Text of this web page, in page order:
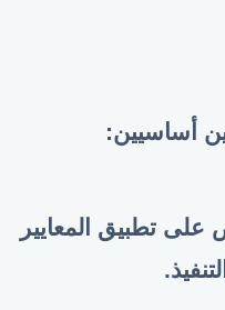
أساسيين:
تطبيق المعايير